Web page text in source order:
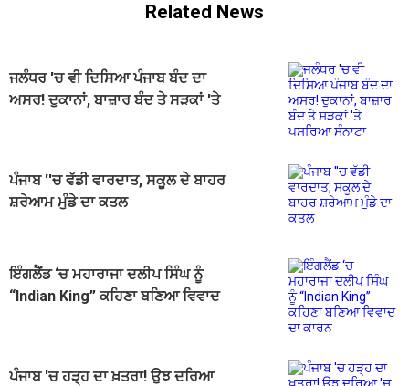
Related News
ਜਲੰਧਰ 'ਚ ਵੀ ਦਿਸਿਆ ਪੰਜਾਬ ਬੰਦ ਦਾ
ਅਸਰ! ਦੁਕਾਨਾਂ, ਬਾਜ਼ਾਰ ਬੰਦ ਤੇ ਸੜਕਾਂ 'ਤੇ
ਪੰਜਾਬ ''ਚ ਵੱਡੀ ਵਾਰਦਾਤ, ਸਕੂਲ ਦੇ ਬਾਹਰ
ਸ਼ਰੇਆਮ ਮੁੰਡੇ ਦਾ ਕਤਲ
ਇੰਗਲੈਂਡ ‘ਚ ਮਹਾਰਾਜਾ ਦਲੀਪ ਸਿੰਘ ਨੂੰ
“Indian King” ਕਹਿਣਾ ਬਣਿਆ ਵਿਵਾਦ
ਪੰਜਾਬ 'ਚ ਹੜ੍ਹ ਦਾ ਖ਼ਤਰਾ! ਉਝ ਦਰਿਆ